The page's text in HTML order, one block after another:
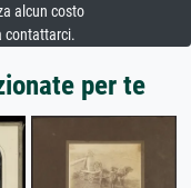
alcun costo
contattarci.
per te